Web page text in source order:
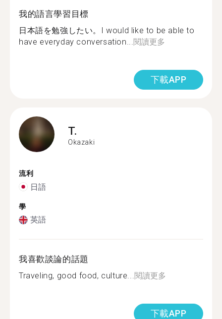
我的語言學習目標
日本語を勉強したい。I would like to be able to
have everyday conversation...閱讀更多
下載APP
T.
Okazaki
流利
日語
學
英語
我喜歡談論的話題
Traveling, good food, culture...閱讀更多
下載APP